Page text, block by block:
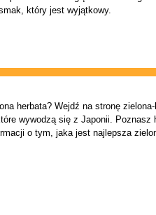
który jest wyjątkowy.
herbata? Wejdź na stronę
wywodzą się z Japonii.
o tym, jaka jest najlepsza